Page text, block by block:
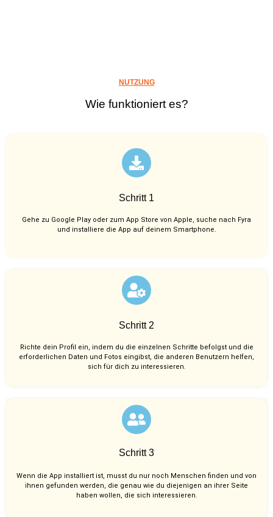
NUTZUNG
Wie funktioniert es?
Schritt 1
Gehe zu Google Play oder zum App Store von Apple, suche nach Fyra
und installiere die App auf deinem Smartphone.
Schritt 2
Richte dein Profil ein, indem du die einzelnen Schritte befolgst und die
erforderlichen Daten und Fotos eingibst, die anderen Benutzern helfen,
sich für dich zu interessieren.
Schritt 3
Wenn die App installiert ist, musst du nur noch Menschen finden und von
ihnen gefunden werden, die genau wie du diejenigen an ihrer Seite
haben wollen, die sich interessieren.